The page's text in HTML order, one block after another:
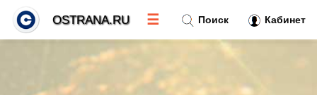
Поиск Кабинет
OSTRANA.RU ☰